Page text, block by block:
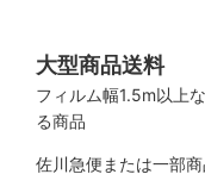
大型商品送料
フィルム幅1.5m以上
る商品
佐川急便または一部